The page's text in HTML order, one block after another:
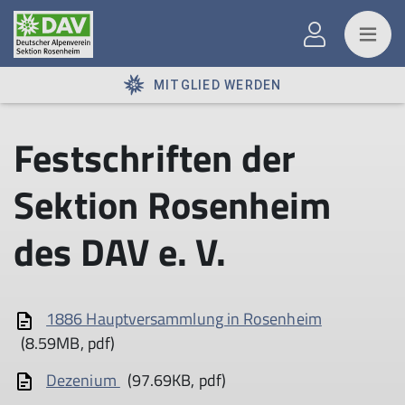
MITGLIED WERDEN
Festschriften der
Sektion Rosenheim
des DAV e. V.
1886 Hauptversammlung in Rosenheim
(8.59MB, pdf)
Dezenium (97.69KB, pdf)